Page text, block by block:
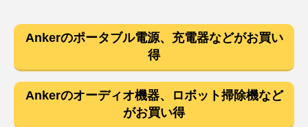
Ankerのポータブル電源、充電器などがお買い
得
Ankerのオーディオ機器、ロボット掃除機など
がお買い得